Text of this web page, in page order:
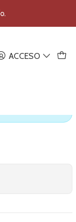
ACCESO